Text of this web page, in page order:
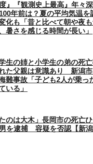
度』『観測史上最高』年々
年前は？夏の平均気温を
化も「昔と比べて朝や夜
暑さを感じる時間が長い」
学生の姉と小学生の弟の死
た父親は意識あり 新潟
難事故「子ども2人が乗っ
いる」
のは大木」長岡市の死亡
を逮捕 容疑を否認【新